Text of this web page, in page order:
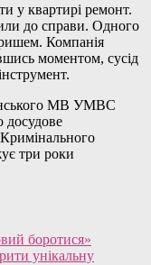
у квартирі ремонт.
до справи. Одного
Компанія
моментом, сусід
МВ УМВС
досудове
три роки
боротися»
унікальну